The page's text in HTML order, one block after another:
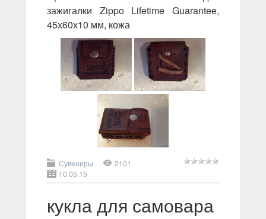
зажигалки Zippo Lifetime Guarantee,
45х60х10 мм, кожа
Сувениры.
2101
10.05.15
кукла для самовара